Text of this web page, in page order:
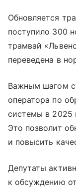
Обновляется
поступило 300
трамвай
переведена в
Важным шагом
оператора по
системы в 2025
Это позволит
и повысить
Депутаты
к обсуждению